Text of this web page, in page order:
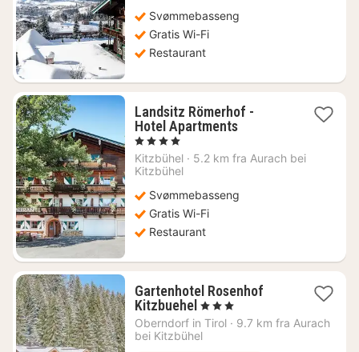
kr.
Svømmebasseng
Gratis Wi-Fi
Restaurant
Landsitz Römerhof -
Hotel Apartments1
fra
, 4 Stjerner
Kitzbühel · 5.2 km fra Aurach bei
Kitzbühel
Svømmebasseng
Gratis Wi-Fi
Restaurant
Gartenhotel Rosenhof
Kitzbuehel 1
natt
fra
, 3 Stjerner
Oberndorf in Tirol · 9.7 km fra Aurach
bei Kitzbühel